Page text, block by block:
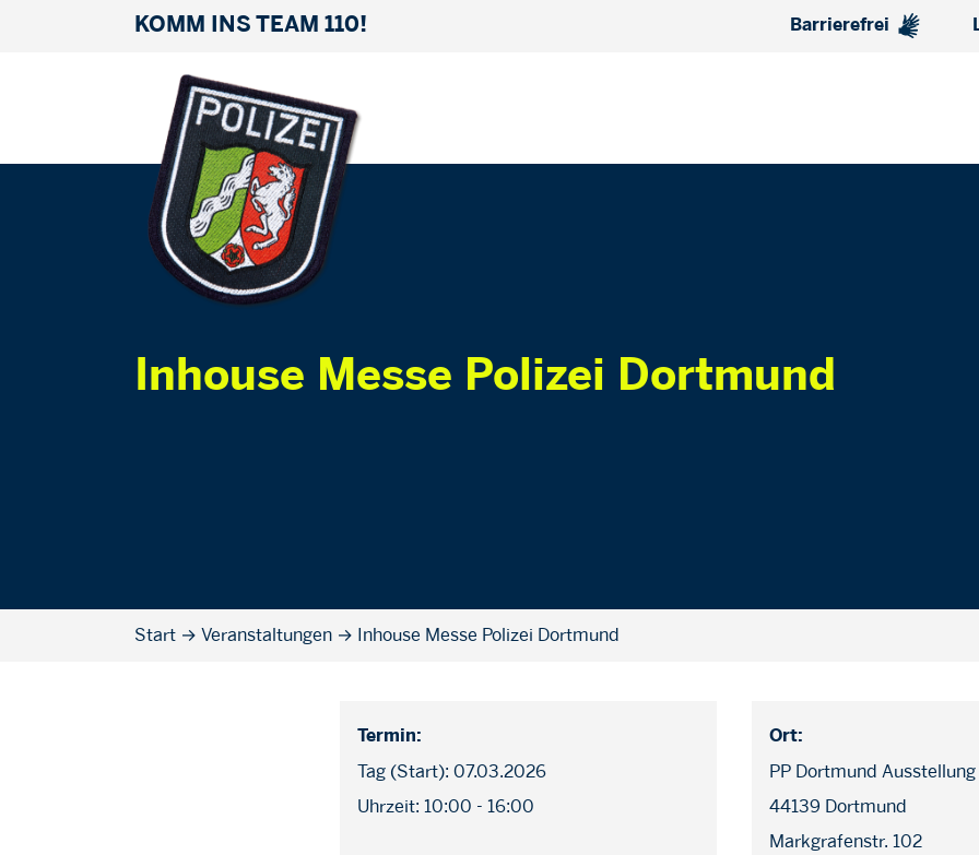
KOMM INS TEAM 110! Barrierefrei
Inhouse Messe Polizei Dortmund
Start → Veranstaltungen → Inhouse Messe Polizei Dortmund
Termin:
Tag (Start): 07.03.2026
Uhrzeit: 10:00 - 16:00
Ort:
PP Dortmund Ausstellung
44139 Dortmund
Markgrafenstr. 102